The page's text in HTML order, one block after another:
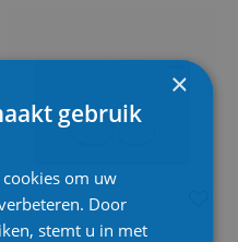
×
gebruik
om uw
Door
stemt u in met